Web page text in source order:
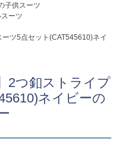
シューズ
婚式
ト
子供スーツ
ーツ
ーツ5点セット(CAT545610)ネイ
2つ釦ストライプ
ネイビーの